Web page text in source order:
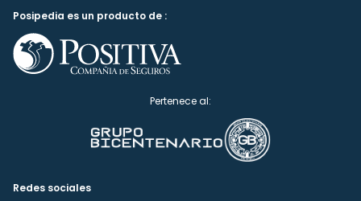
Posipedia es un producto de :
Pertenece al:
Redes sociales